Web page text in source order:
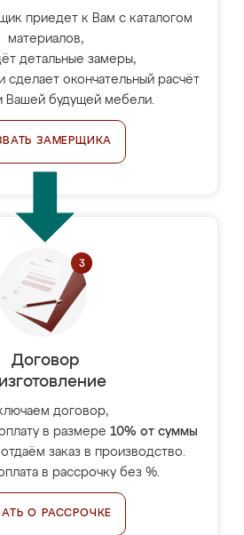
приедет к Вам с каталогом
материалов,
детальные замеры,
сделает окончательный расчёт
Вашей будущей мебели.
ЗАМЕРЩИКА
Договор
договор,
в размере 10% от суммы
заказ в производство.
в рассрочку без %.
О РАССРОЧКЕ